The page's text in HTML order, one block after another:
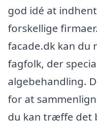
god idé at
forskellige
facade.dk kan du
fagfolk, der
algebehandling.
for at
du kan træffe det